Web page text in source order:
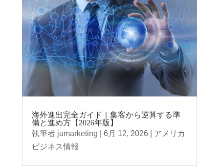
海外進出完全ガイド｜集客から逆算する準
備と進め方【2026年版】
執筆者 jumarketing 6月 12, 2026
アメリカ
ビジネス情報